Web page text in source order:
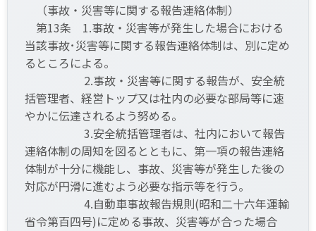
（事故・災害等に関する報告連絡体制）
第13条 1.事故・災害等が発生した場合における
当該事故･災害等に関する報告連絡体制は、別に定め
るところによる。
2.事故・災害等に関する報告が、安全統
括管理者、経営トップ又は社内の必要な部局等に速
やかに伝達されるよう努める。
3.安全統括管理者は、社内において報告
連絡体制の周知を図るとともに、第一項の報告連絡
体制が十分に機能し、事故、災害等が発生した後の
対応が円滑に進むよう必要な指示等を行う。
4.自動車事故報告規則(昭和二十六年運輸
省令第百四号)に定める事故、災害等が合った場合